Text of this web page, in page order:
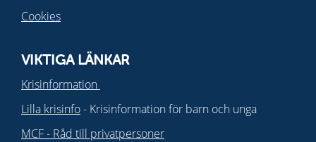
Cookies
VIKTIGA LÄNKAR
Krisinformation
Lilla krisinfo- Krisinformation för barn och unga
MCF - Råd till privatpersoner